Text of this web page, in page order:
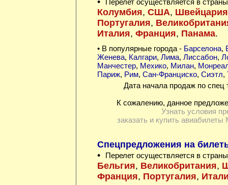
Перелет осуществляется в
Колумбия, США, Швейцария
Португалия,
Италия, Франция, Панама.
• В популярные города - Барселона,
Женева, Калгари, Лима, Лиссабон,
Манчестер, Мехико, Милан,
Париж, Рим, Сан-Франциско, Сиэтл,
Дата начала продаж по
К сожалению, данное
Узнать условия
заказать и купить
Спецпредложения на
•
Перелет осуществляется в
Бельгия, Великобритания,
Франция, Португалия,